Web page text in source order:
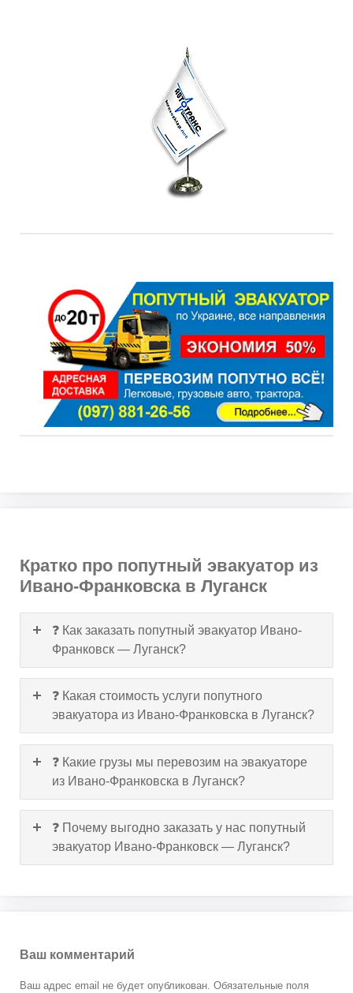
Кратко про попутный эвакуатор из
Ивано-Франковска в Луганск
❓ Как заказать попутный эвакуатор Ивано-
Франковск — Луганск?
❓ Какая стоимость услуги попутного
эвакуатора из Ивано-Франковска в Луганск?
❓ Какие грузы мы перевозим на эвакуаторе
из Ивано-Франковска в Луганск?
❓ Почему выгодно заказать у нас попутный
эвакуатор Ивано-Франковск — Луганск?
Ваш комментарий
Ваш адрес email не будет опубликован. Обязательные поля